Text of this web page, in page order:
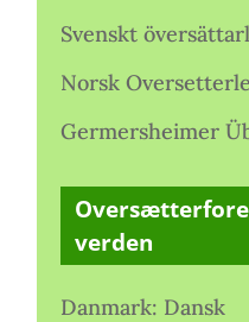
Svenskt
Norsk
Germersheimer
verden
Danmark: Dansk